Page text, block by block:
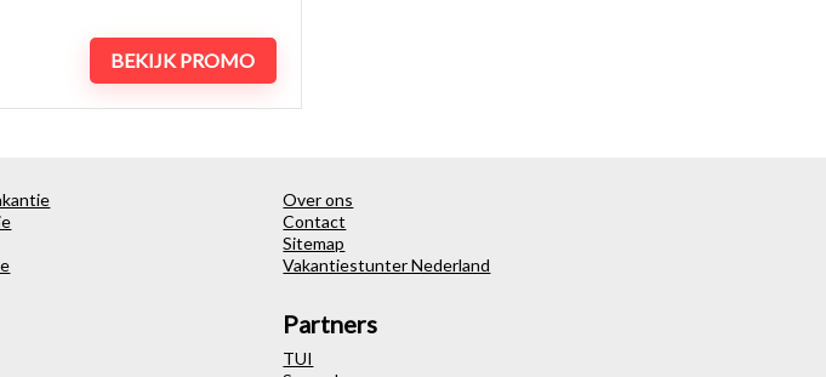
BEKIJK PROMO
Over ons
Contact
Sitemap
Vakantiestunter Nederland
Partners
TUI